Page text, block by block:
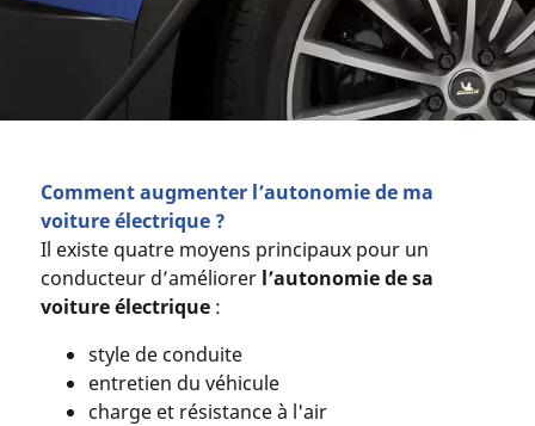
Comment augmenter l’autonomie de ma
voiture électrique ?
Il existe quatre moyens principaux pour un
conducteur d’améliorer l’autonomie de sa
voiture électrique:
style de conduite
entretien du véhicule
charge et résistance à l'air